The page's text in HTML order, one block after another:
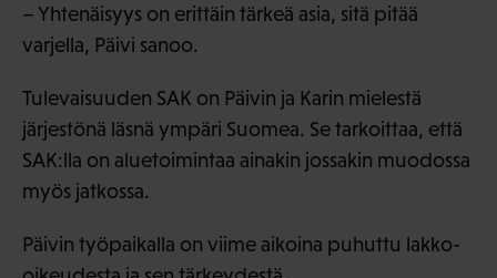
– Yhtenäisyys on erittäin tärkeä asia, sitä pitää
varjella, Päivi sanoo.
Tulevaisuuden SAK on Päivin ja Karin mielestä
järjestönä läsnä ympäri Suomea. Se tarkoittaa, että
SAK:lla on aluetoimintaa ainakin jossakin muodossa
myös jatkossa.
Päivin työpaikalla on viime aikoina puhuttu lakko-